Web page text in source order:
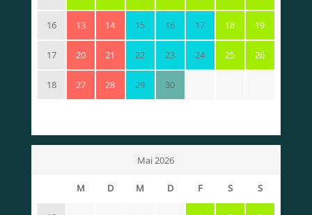
16 13 14 15 16 17 18 19
17 20 21 22 23 24 25 26
18 27 28 29 30
Mai 2026
M D M D F S S